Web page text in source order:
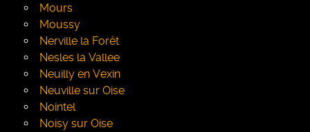
Mours
Moussy
Nerville la Forêt
Nesles la Vallee
Neuilly en Vexin
Neuville sur Oise
Nointel
Noisy sur Oise